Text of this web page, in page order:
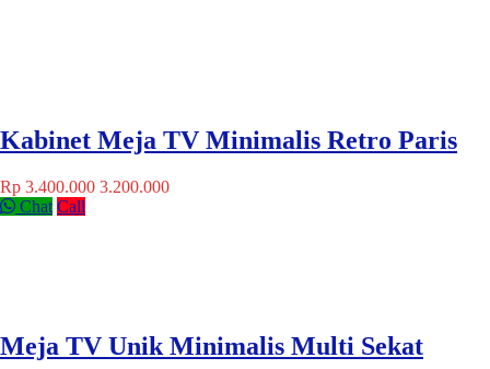
Kabinet Meja TV Minimalis Retro Paris
Rp 3.400.000 3.200.000
Chat Call
Meja TV Unik Minimalis Multi Sekat